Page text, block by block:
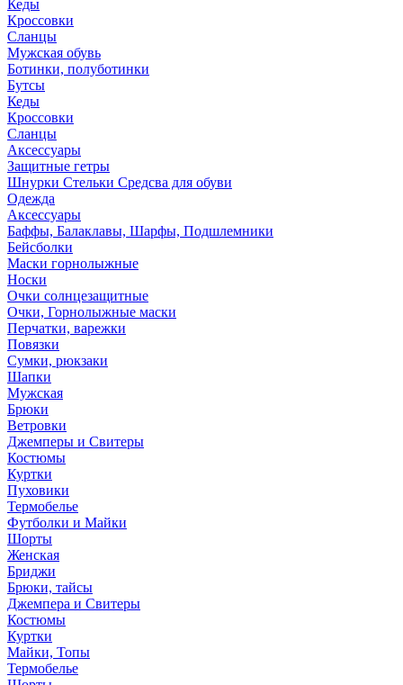
Кеды
Кроссовки
Сланцы
Мужская обувь
Ботинки, полуботинки
Бутсы
Кеды
Кроссовки
Сланцы
Аксессуары
Защитные гетры
Шнурки Стельки Средсва для обуви
Одежда
Аксессуары
Баффы, Балаклавы, Шарфы, Подшлемники
Бейсболки
Маски горнолыжные
Носки
Очки солнцезащитные
Очки, Горнолыжные маски
Перчатки, варежки
Повязки
Сумки, рюкзаки
Шапки
Мужская
Брюки
Ветровки
Джемперы и Свитеры
Костюмы
Куртки
Пуховики
Термобелье
Футболки и Майки
Шорты
Женская
Бриджи
Брюки, тайсы
Джемпера и Свитеры
Костюмы
Куртки
Майки, Топы
Термобелье